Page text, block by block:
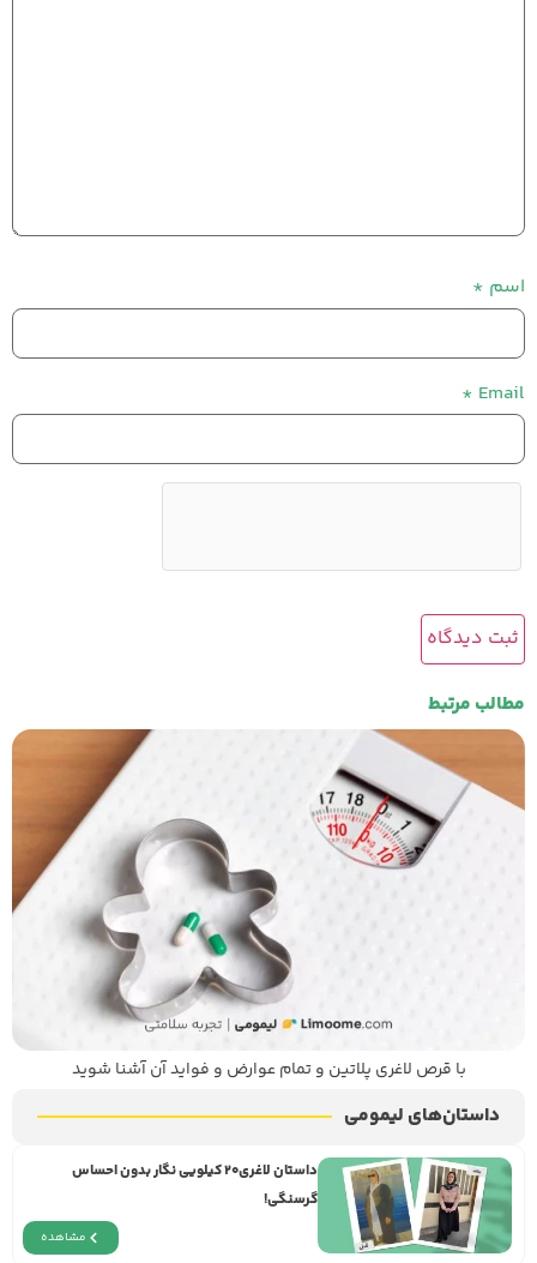
اسم *
Email
*
مطالب مرتبط
با قرص لاغری پلاتین و تمام عوارض و فواید آن آشنا شوید
داستان‌های لیمومی
داستان لاغری۲۰ کیلویی نگار بدون احساس
گرسنگی!
مشاهده